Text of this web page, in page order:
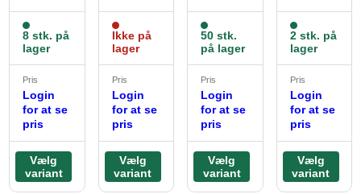
8 stk. på
lager
Pris
Login
for at se
pris
Vælg
variant
Ikke på
lager
Pris
Login
for at se
pris
Vælg
variant
50 stk.
på lager
Pris
Login
for at se
pris
Vælg
variant
2 stk. på
lager
Pris
Login
for at se
pris
Vælg
variant